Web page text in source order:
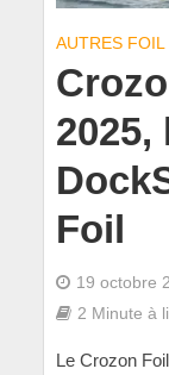
AUTRES FOIL
2025,
Foil
19 octobre
2 Minute à
Le Crozon